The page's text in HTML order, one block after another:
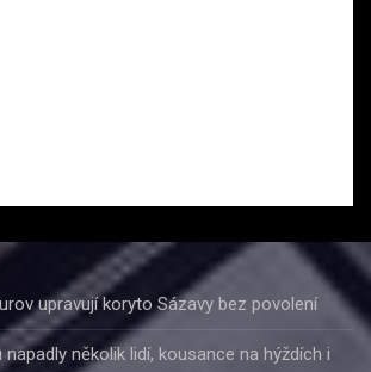
upravují koryto Sázavy bez povolení
několik lidí, kousance na hýždích i